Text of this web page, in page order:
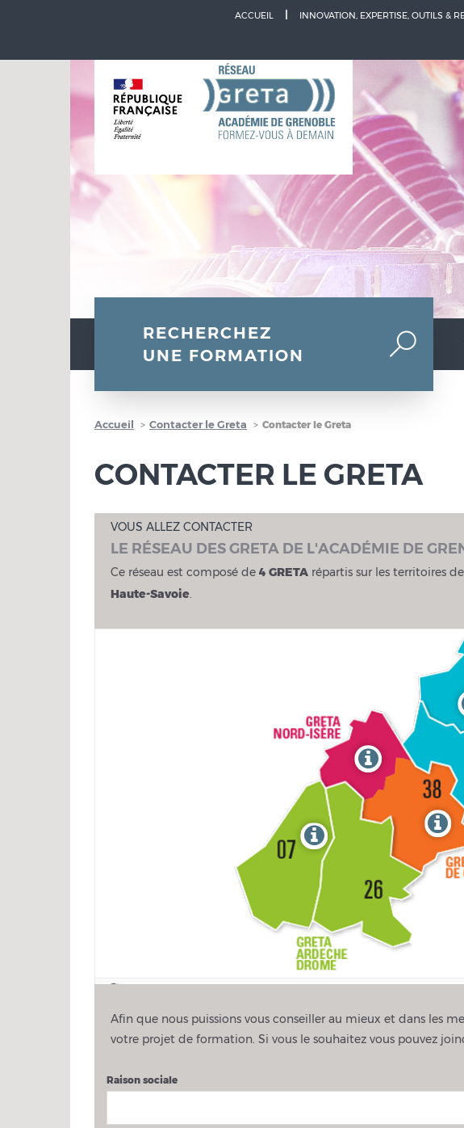
INNOVATION, EXPERTISE, OUTILS &
ACCUEIL
RECHERCHEZ
UNE FORMATION
Accueil Contacter le Greta Contacter le Greta
CONTACTER LE GRETA
VOUS ALLEZ CONTACTER
LE RÉSEAU DES GRETA DE L'ACADÉMIE DE
Ce réseau est composé de 4 GRETA répartis sur les territoires de
Haute-Savoie.
Afin que nous puissions vous conseiller au mieux et dans les
votre projet de formation. Si vous le souhaitez vous pouvez
Raison sociale